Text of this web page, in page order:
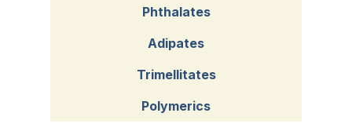
Phthalates
Adipates
Trimellitates
Polymerics